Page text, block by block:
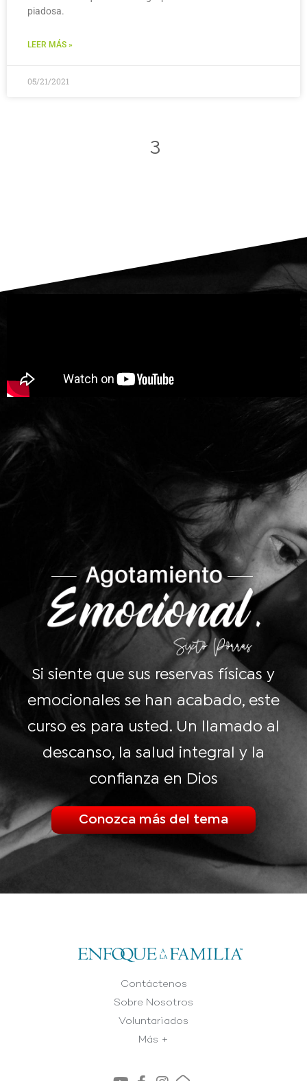
piadosa.
LEER MÁS »
05/21/2021
3
Si siente que sus reservas físicas y
emocionales se han acabado, este
curso es para usted. Un llamado al
descanso, la salud integral y la
confianza en Dios
Conozca más del tema
Contáctenos
Sobre Nosotros
Voluntariados
Más +